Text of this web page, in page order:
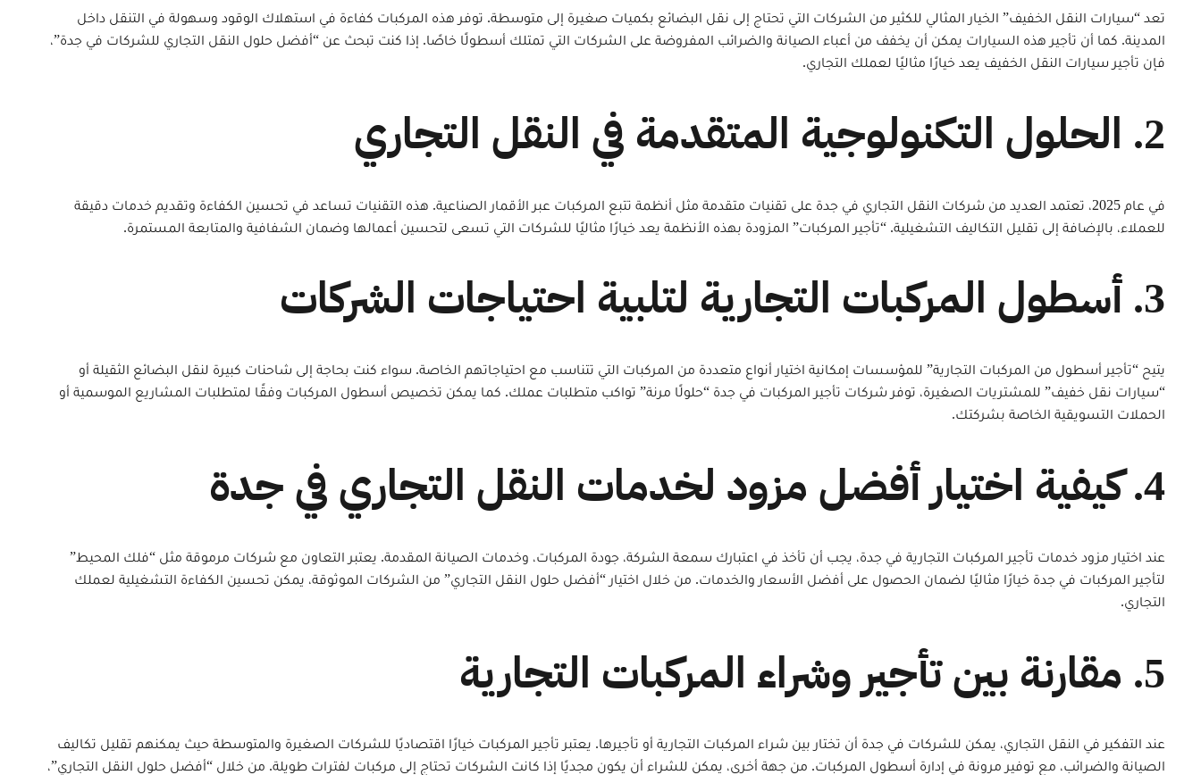
تعد “سيارات النقل الخفيف” الخيار المثالي للكثير من الشركات التي تحتاج إلى نقل البضائع بكميات صغيرة إلى متوسطة. توفر هذه المركبات كفاءة في استهلاك الوقود وسهولة في التنقل داخل
المدينة. كما أن تأجير هذه السيارات يمكن أن يخفف من أعباء الصيانة والضرائب المفروضة على الشركات التي تمتلك أسطولًا خاصًا. إذا كنت تبحث عن “أفضل حلول النقل التجاري للشركات في جدة”،
فإن تأجير سيارات النقل الخفيف يعد خيارًا مثاليًا لعملك التجاري.
2. الحلول التكنولوجية المتقدمة في النقل التجاري
في عام 2025، تعتمد العديد من شركات النقل التجاري في جدة على تقنيات متقدمة مثل أنظمة تتبع المركبات عبر الأقمار الصناعية. هذه التقنيات تساعد في تحسين الكفاءة وتقديم خدمات دقيقة
للعملاء، بالإضافة إلى تقليل التكاليف التشغيلية. “تأجير المركبات” المزودة بهذه الأنظمة يعد خيارًا مثاليًا للشركات التي تسعى لتحسين أعمالها وضمان الشفافية والمتابعة المستمرة.
3. أسطول المركبات التجارية لتلبية احتياجات الشركات
يتيح “تأجير أسطول من المركبات التجارية” للمؤسسات إمكانية اختيار أنواع متعددة من المركبات التي تتناسب مع احتياجاتهم الخاصة. سواء كنت بحاجة إلى شاحنات كبيرة لنقل البضائع الثقيلة أو
“سيارات نقل خفيف” للمشتريات الصغيرة، توفر شركات تأجير المركبات في جدة “حلولًا مرنة” تواكب متطلبات عملك. كما يمكن تخصيص أسطول المركبات وفقًا لمتطلبات المشاريع الموسمية أو
الحملات التسويقية الخاصة بشركتك.
4. كيفية اختيار أفضل مزود لخدمات النقل التجاري في جدة
عند اختيار مزود خدمات تأجير المركبات التجارية في جدة، يجب أن تأخذ في اعتبارك سمعة الشركة، جودة المركبات، وخدمات الصيانة المقدمة. يعتبر التعاون مع شركات مرموقة مثل “فلك المحيط”
لتأجير المركبات في جدة خيارًا مثاليًا لضمان الحصول على أفضل الأسعار والخدمات. من خلال اختيار “أفضل حلول النقل التجاري” من الشركات الموثوقة، يمكن تحسين الكفاءة التشغيلية لعملك
التجاري.
5. مقارنة بين تأجير وشراء المركبات التجارية
عند التفكير في النقل التجاري، يمكن للشركات في جدة أن تختار بين شراء المركبات التجارية أو تأجيرها. يعتبر تأجير المركبات خيارًا اقتصاديًا للشركات الصغيرة والمتوسطة حيث يمكنهم تقليل تكاليف
الصيانة والضرائب، مع توفير مرونة في إدارة أسطول المركبات. من جهة أخرى، يمكن للشراء أن يكون مجديًا إذا كانت الشركات تحتاج إلى مركبات لفترات طويلة. من خلال “أفضل حلول النقل التجاري”،